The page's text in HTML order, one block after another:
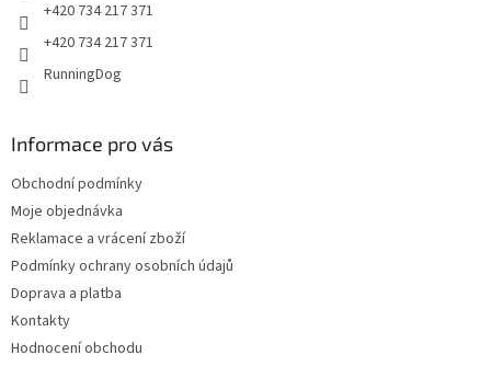
+420 734 217 371
+420 734 217 371
RunningDog
Informace pro vás
Obchodní podmínky
Moje objednávka
Reklamace a vrácení zboží
Podmínky ochrany osobních údajů
Doprava a platba
Kontakty
Hodnocení obchodu